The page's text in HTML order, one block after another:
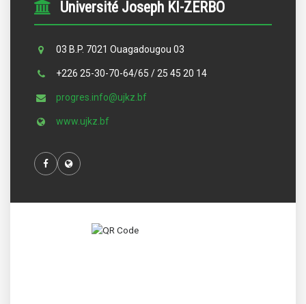
Université Joseph KI-ZERBO
03 B.P. 7021 Ouagadougou 03
+226 25-30-70-64/65 / 25 45 20 14
progres.info@ujkz.bf
www.ujkz.bf